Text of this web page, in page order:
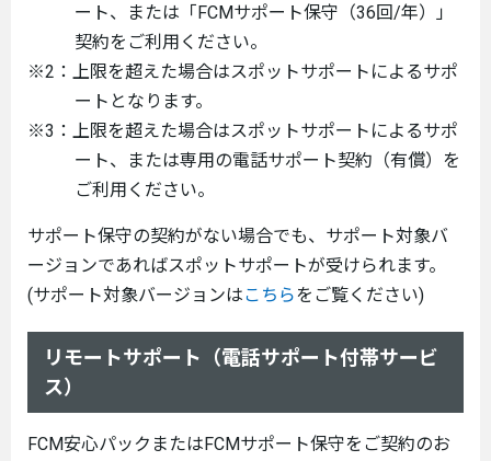
ート、または「FCMサポート保守（36回/年）」
契約をご利用ください。
※2：上限を超えた場合はスポットサポートによるサポ
ートとなります。
※3：上限を超えた場合はスポットサポートによるサポ
ート、または専用の電話サポート契約（有償）を
ご利用ください。
サポート保守の契約がない場合でも、サポート対象バ
ージョンであればスポットサポートが受けられます。
(サポート対象バージョンはこちらをご覧ください)
リモートサポート（電話サポート付帯サービ
ス）
FCM安心パックまたはFCMサポート保守をご契約のお